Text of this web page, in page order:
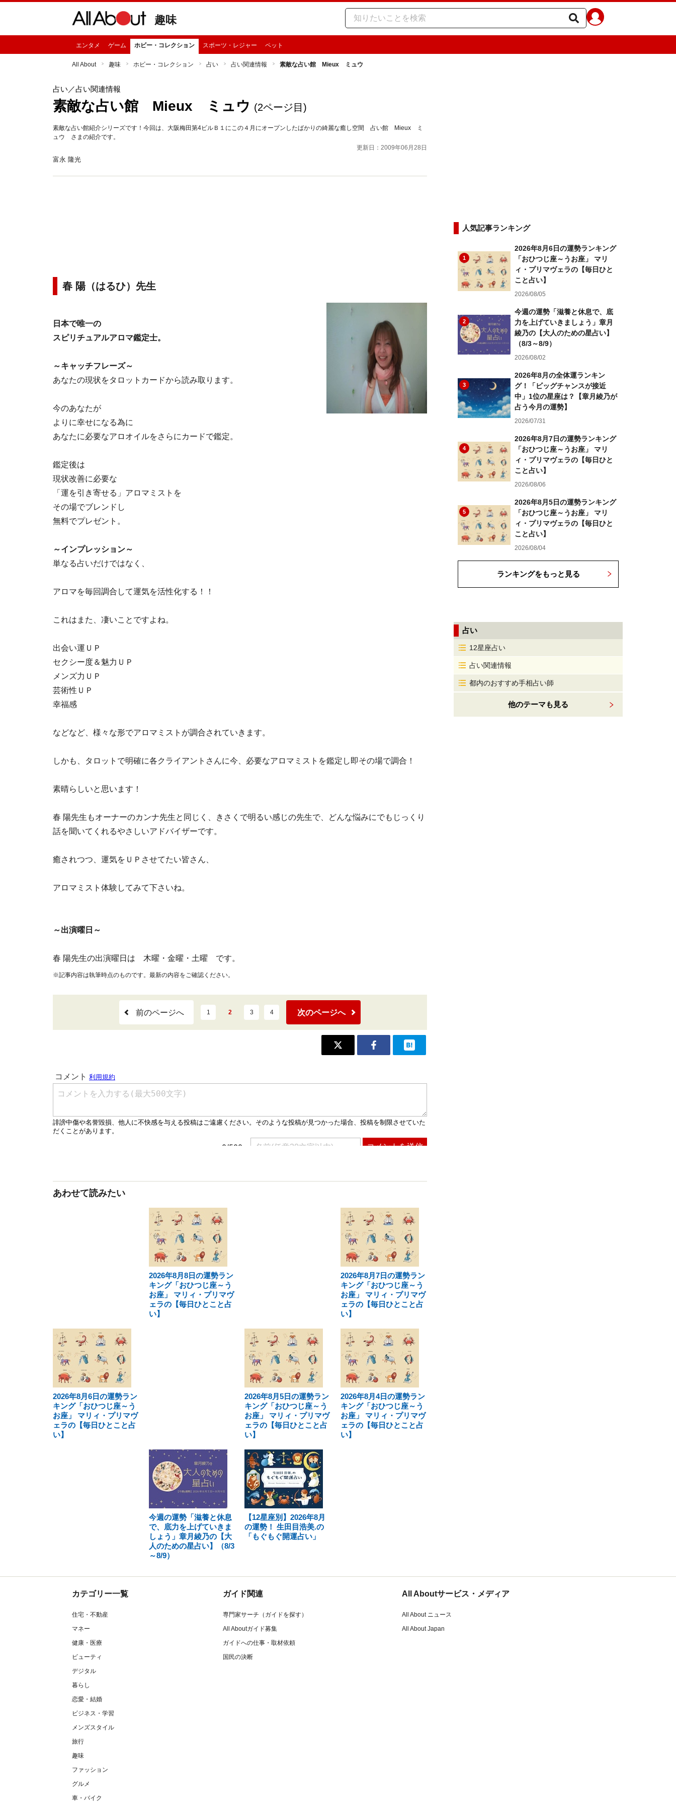
趣味
エンタメ ゲーム ホビー・コレクション スポーツ・レジャー ペット
All About 趣味 ホビー・コレクション 占い 占い関連情報 素敵な占い館 Mieux ミュウ
占い ／占い関連情報
素敵な占い館 Mieux ミュウ (2ページ目)
素敵な占い館紹介シリーズです！今回は、大阪梅田第4ビルＢ１にこの４月にオープンしたばかりの綺麗な癒し空間 占い館 Mieux ミ
ュウ さまの紹介です。
更新日：2009年06月28日
富永 隆光
春 陽（はるひ）先生
日本で唯一の
スピリチュアルアロマ鑑定士。
～キャッチフレーズ～
あなたの現状をタロットカードから読み取ります。
今のあなたが
よりに幸せになる為に
あなたに必要なアロオイルをさらにカードで鑑定。
鑑定後は
現状改善に必要な
「運を引き寄せる」アロマミストを
その場でブレンドし
無料でプレゼント。
～インプレッション～
単なる占いだけではなく、
アロマを毎回調合して運気を活性化する！！
これはまた、凄いことですよね。
出会い運ＵＰ
セクシー度＆魅力ＵＰ
メンズ力ＵＰ
芸術性ＵＰ
幸福感
などなど、様々な形でアロマミストが調合されていきます。
しかも、タロットで明確に各クライアントさんに今、必要なアロマミストを鑑定し即その場で調合！
素晴らしいと思います！
春 陽先生もオーナーのカンナ先生と同じく、きさくで明るい感じの先生で、どんな悩みにでもじっくり
話を聞いてくれるやさしいアドバイザーです。
癒されつつ、運気をＵＰさせてたい皆さん、
アロマミスト体験してみて下さいね。
～出演曜日～
春 陽先生の出演曜日は 木曜・金曜・土曜 です。
※記事内容は執筆時点のものです。最新の内容をご確認ください。
前のページへ 1 2 3 4 次のページへ
あわせて読みたい
2026年8月8日の運勢ラン
キング「おひつじ座～う
お座」 マリィ・プリマヴ
ェラの【毎日ひとこと占
い】
2026年8月7日の運勢ラン
キング「おひつじ座～う
お座」 マリィ・プリマヴ
ェラの【毎日ひとこと占
い】
2026年8月6日の運勢ラン
キング「おひつじ座～う
お座」 マリィ・プリマヴ
ェラの【毎日ひとこと占
い】
2026年8月5日の運勢ラン
キング「おひつじ座～う
お座」 マリィ・プリマヴ
ェラの【毎日ひとこと占
い】
2026年8月4日の運勢ラン
キング「おひつじ座～う
お座」 マリィ・プリマヴ
ェラの【毎日ひとこと占
い】
今週の運勢「滋養と休息
で、底力を上げていきま
しょう」章月綾乃の【大
人のための星占い】（8/3
～8/9）
【12星座別】2026年8月
の運勢！ 生田目浩美.の
「もぐもぐ開運占い」
人気記事ランキング
1
2026年8月6日の運勢ランキング
「おひつじ座～うお座」 マリ
ィ・プリマヴェラの【毎日ひと
こと占い】
2026/08/05
2
今週の運勢「滋養と休息で、底
力を上げていきましょう」章月
綾乃の【大人のための星占い】
（8/3～8/9）
2026/08/02
3
2026年8月の全体運ランキン
グ！「ビッグチャンスが接近
中」1位の星座は？【章月綾乃が
占う今月の運勢】
2026/07/31
4
2026年8月7日の運勢ランキング
「おひつじ座～うお座」 マリ
ィ・プリマヴェラの【毎日ひと
こと占い】
2026/08/06
5
2026年8月5日の運勢ランキング
「おひつじ座～うお座」 マリ
ィ・プリマヴェラの【毎日ひと
こと占い】
2026/08/04
ランキングをもっと見る
占い
12星座占い
占い関連情報
都内のおすすめ手相占い師
他のテーマも見る
カテゴリー一覧
住宅・不動産
マネー
健康・医療
ビューティ
デジタル
暮らし
恋愛・結婚
ビジネス・学習
メンズスタイル
旅行
趣味
ファッション
グルメ
車・バイク
ガイド関連
専門家サーチ（ガイドを探す）
All Aboutガイド募集
ガイドへの仕事・取材依頼
国民の決断
All Aboutサービス・メディア
All About ニュース
All About Japan